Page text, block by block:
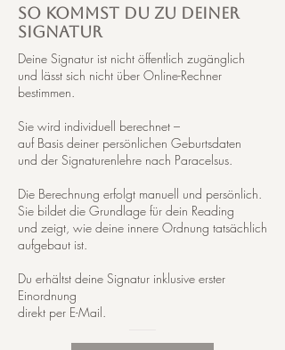
So kommst du zu deiner
Signatur
Deine Signatur ist nicht öffentlich zugänglich
und lässt sich nicht über Online-Rechner
bestimmen.
Sie wird individuell berechnet –
auf Basis deiner persönlichen Geburtsdaten
und der Signaturenlehre nach Paracelsus.
Die Berechnung erfolgt manuell und persönlich.
Sie bildet die Grundlage für dein Reading
und zeigt, wie deine innere Ordnung tatsächlich
aufgebaut ist.
Du erhältst deine Signatur inklusive erster
Einordnung
direkt per E-Mail.